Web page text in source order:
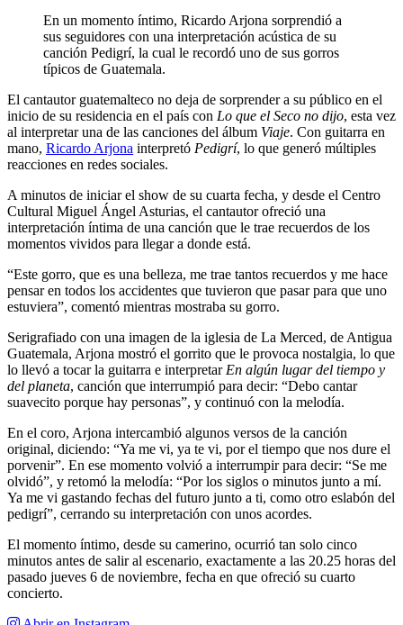
En un momento íntimo, Ricardo Arjona sorprendió a
sus seguidores con una interpretación acústica de su
canción Pedigrí, la cual le recordó uno de sus gorros
típicos de Guatemala.
El cantautor guatemalteco no deja de sorprender a su público en el
inicio de su residencia en el país con Lo que el Seco no dijo, esta vez
al interpretar una de las canciones del álbum Viaje. Con guitarra en
mano, Ricardo Arjona interpretó Pedigrí, lo que generó múltiples
reacciones en redes sociales.
A minutos de iniciar el show de su cuarta fecha, y desde el Centro
Cultural Miguel Ángel Asturias, el cantautor ofreció una
interpretación íntima de una canción que le trae recuerdos de los
momentos vividos para llegar a donde está.
“Este gorro, que es una belleza, me trae tantos recuerdos y me hace
pensar en todos los accidentes que tuvieron que pasar para que uno
estuviera”, comentó mientras mostraba su gorro.
Serigrafiado con una imagen de la iglesia de La Merced, de Antigua
Guatemala, Arjona mostró el gorrito que le provoca nostalgia, lo que
lo llevó a tocar la guitarra e interpretar En algún lugar del tiempo y
del planeta, canción que interrumpió para decir: “Debo cantar
suavecito porque hay personas”, y continuó con la melodía.
En el coro, Arjona intercambió algunos versos de la canción
original, diciendo: “Ya me vi, ya te vi, por el tiempo que nos dure el
porvenir”. En ese momento volvió a interrumpir para decir: “Se me
olvidó”, y retomó la melodía: “Por los siglos o minutos junto a mí.
Ya me vi gastando fechas del futuro junto a ti, como otro eslabón del
pedigrí”, cerrando su interpretación con unos acordes.
El momento íntimo, desde su camerino, ocurrió tan solo cinco
minutos antes de salir al escenario, exactamente a las 20.25 horas del
pasado jueves 6 de noviembre, fecha en que ofreció su cuarto
concierto.